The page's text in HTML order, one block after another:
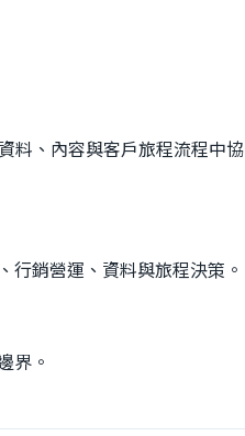
料、內容與客戶旅程流程中協
銷營運、資料與旅程決策。
界。